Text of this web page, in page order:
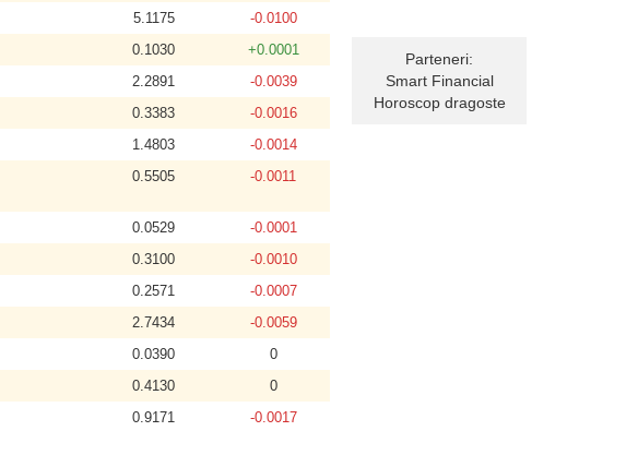
5.1175
-0.0100
0.1030
+0.0001
2.2891
-0.0039
0.3383
-0.0016
1.4803
-0.0014
0.5505 -0.0011
0.0529
-0.0001
0.3100
-0.0010
0.2571
-0.0007
2.7434
-0.0059
0.0390
0
0.4130
0
0.9171 -0.0017
Parteneri:
Smart Financial
Horoscop dragoste